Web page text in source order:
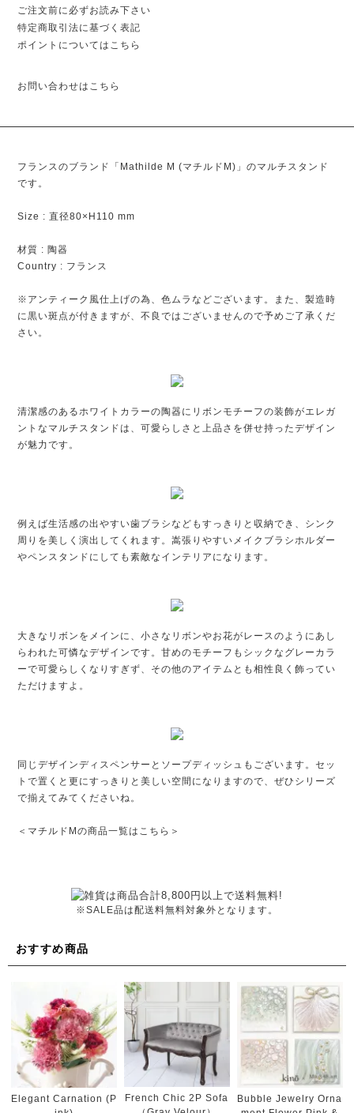
ご注文前に必ずお読み下さい
特定商取引法に基づく表記
ポイントについてはこちら
お問い合わせはこちら
フランスのブランド「Mathilde M (マチルドM)」のマルチスタンド
です。
Size : 直径80×H110 mm
材質 : 陶器
Country : フランス
※アンティーク風仕上げの為、色ムラなどございます。また、製造時
に黒い斑点が付きますが、不良ではございませんので予めご了承くだ
さい。
清潔感のあるホワイトカラーの陶器にリボンモチーフの装飾がエレガ
ントなマルチスタンドは、可愛らしさと上品さを併せ持ったデザイン
が魅力です。
例えば生活感の出やすい歯ブラシなどもすっきりと収納でき、シンク
周りを美しく演出してくれます。嵩張りやすいメイクブラシホルダー
やペンスタンドにしても素敵なインテリアになります。
大きなリボンをメインに、小さなリボンやお花がレースのようにあし
らわれた可憐なデザインです。甘めのモチーフもシックなグレーカラ
ーで可愛らしくなりすぎず、その他のアイテムとも相性良く飾ってい
ただけますよ。
同じデザインディスペンサーとソープディッシュもございます。セッ
トで置くと更にすっきりと美しい空間になりますので、ぜひシリーズ
で揃えてみてくださいね。
＜マチルドMの商品一覧はこちら＞
※SALE品は配送料無料対象外となります。
おすすめ商品
Elegant Carnation (P
French Chic 2P Sofa
Bubble Jewelry Orna